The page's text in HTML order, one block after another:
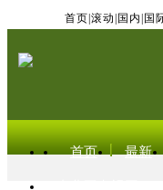
首页 滚动 国内 国
首页 最新